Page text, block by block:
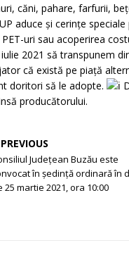
căni, pahare, farfurii,
aduce și cerințe
uri sau acoperirea
2021 să transpunem
că există pe piață
doritori să le adopte.
producătorului.
PREVIOUS
Județean Buzău este
în ședință ordinară în
25 martie 2021, ora 10:00